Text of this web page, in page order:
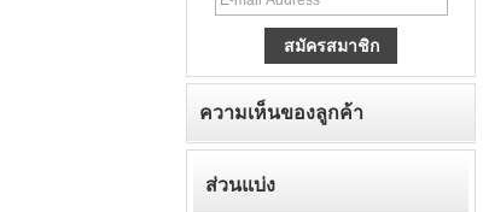
ความเห็นของลูกค้า
ส่วนแบ่ง